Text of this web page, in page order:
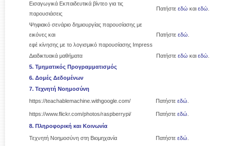
Εισαγωγικά Εκπαιδευτικά βίντεο για τις
παρουσιάσεις
Πατήστε εδώ και εδώ
Ψηφιακό σενάριο δημιουργίας παρουσίασης με
εικόνες και
εφέ κίνησης με το λογισμικό παρουσίασης Impress
Πατήστε εδώ
Διαδικτυακά μαθήματα Πατήστε εδώ και εδώ
5. Τμηματικός Προγραμματισμός
6. Δομές Δεδομένων
7. Τεχνητή Νοημοσύνη
https://teachablemachine.withgoogle.com/
Πατήστε εδώ
https://www.flickr.com/photos/raspberrypi/ Πατήστε εδώ
8. Πληροφορική και Κοινωνία
Τεχνητή Νοημοσύνη στη Βιομηχανία
Πατήστε εδώ